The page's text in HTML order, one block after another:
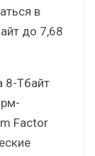
в
до 7,68
8-Тбайт
Factor